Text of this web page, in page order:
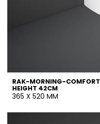
RAK-MORNING-COMFORT
HEIGHT 42CM
365 X 520 MM